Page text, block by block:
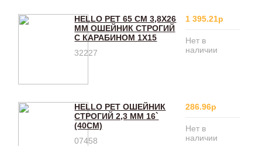
HELLO PET 65 СМ 3,8Х26
ММ ОШЕЙНИК СТРОГИЙ
С КАРАБИНОМ 1Х15
32227
1 395.21р
Нет в
наличии
HELLO PET ОШЕЙНИК
СТРОГИЙ 2,3 ММ 16`
(40СМ)
07458
286.96р
Нет в
наличии